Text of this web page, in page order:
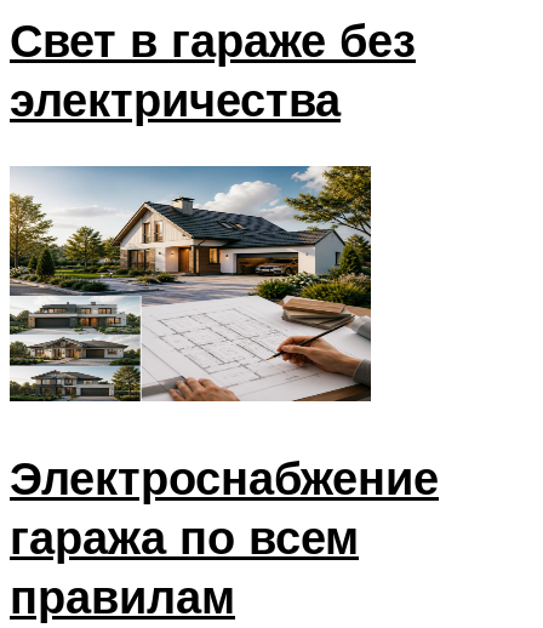
Свет в гараже без
электричества
Электроснабжение
гаража по всем
правилам